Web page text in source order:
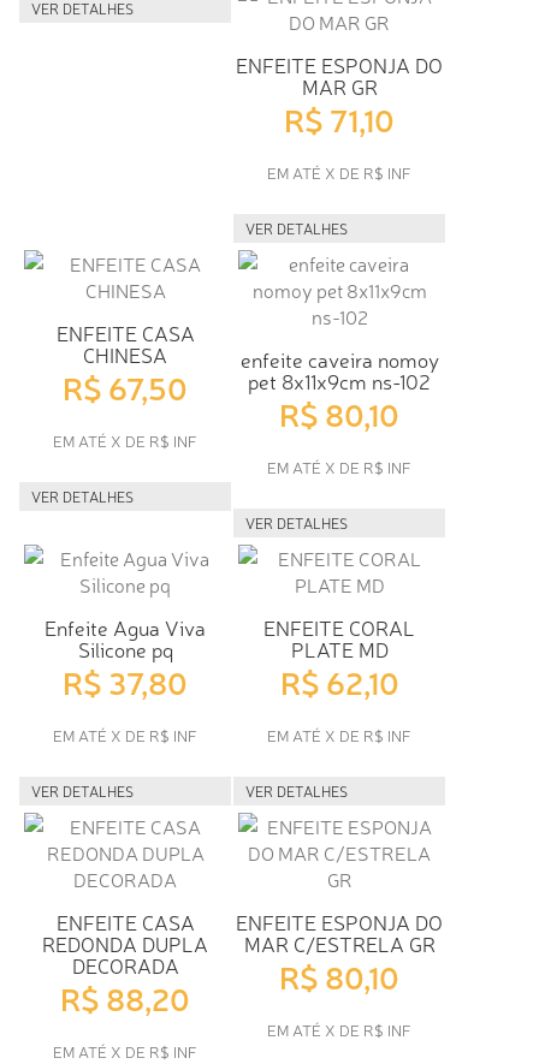
VER DETALHES
ENFEITE ESPONJA DO
MAR GR
R$ 71,10
EM ATÉ X DE R$ INF
VER DETALHES
ENFEITE CASA
CHINESA
R$ 67,50
EM ATÉ X DE R$ INF
VER DETALHES
enfeite caveira nomoy
pet 8x11x9cm ns-102
R$ 80,10
EM ATÉ X DE R$ INF
VER DETALHES
Enfeite Agua Viva
Silicone pq
R$ 37,80
EM ATÉ X DE R$ INF
VER DETALHES
ENFEITE CORAL
PLATE MD
R$ 62,10
EM ATÉ X DE R$ INF
VER DETALHES
ENFEITE CASA
REDONDA DUPLA
DECORADA
R$ 88,20
EM ATÉ X DE R$ INF
ENFEITE ESPONJA DO
MAR C/ESTRELA GR
R$ 80,10
EM ATÉ X DE R$ INF